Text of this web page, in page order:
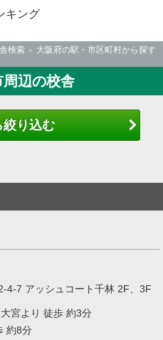
キング
検索
大阪府の駅・市区町村から探す
辺の校舎
絞り込む
4-7 アッシュコート千林 2F、3F
宮より 徒歩 約3分
約8分